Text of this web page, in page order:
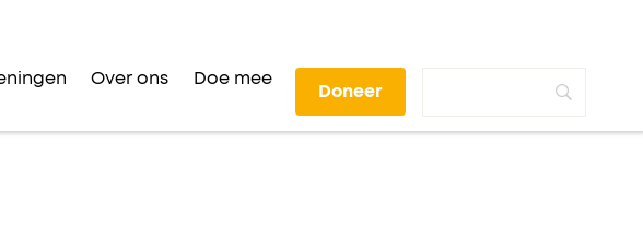
Over ons Doe mee
Doneer